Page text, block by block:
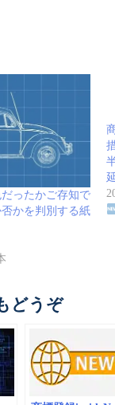
ったかご存知で
かを判別する紙
どうぞ